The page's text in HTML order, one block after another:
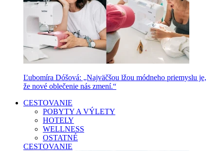
Ľubomíra Dóšová: „Najväčšou lžou módneho priemyslu je,
že nové oblečenie nás zmení.“
CESTOVANIE
POBYTY A VÝLETY
HOTELY
WELLNESS
OSTATNÉ
CESTOVANIE